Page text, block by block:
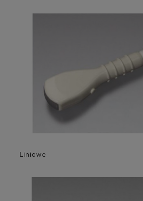
Liniowe